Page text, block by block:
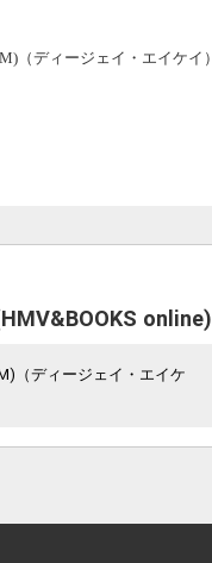
online)
（ディージェイ・エイケ